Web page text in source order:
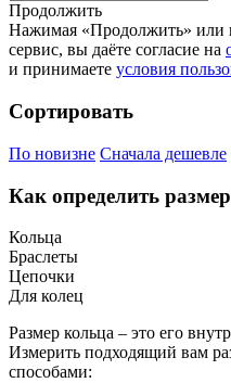
Продолжить
Нажимая «Продолжить» или
сервис, вы даёте согласие на
и принимаете условия
Сортировать
По новизне Сначала дешевле
Как определить размер
Кольца
Браслеты
Цепочки
Для колец
Размер кольца – это его
Измерить подходящий вам
способами: